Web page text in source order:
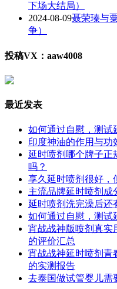
下场大结局）
2024-08-09聂荣瑧与
争）
投稿VX：aaw4008
最近发表
如何通过自慰，测试
印度神油的作用与功
延时喷剂哪个牌子正
吗？
享久延时喷剂很好，
主流品牌延时喷剂成
延时喷剂洗完澡后还
如何通过自慰，测试
宵战战神版喷剂真实
的评价汇总
宵战战神延时喷剂青
的实测报告
去泰国做试管婴儿需